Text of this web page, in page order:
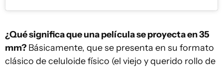
¿Qué significa que una película se proyecta en 35
mm? Básicamente, que se presenta en su formato
clásico de celuloide físico (el viejo y querido rollo de